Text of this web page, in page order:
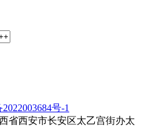
号-1
省西安市长安区太乙宫街办太